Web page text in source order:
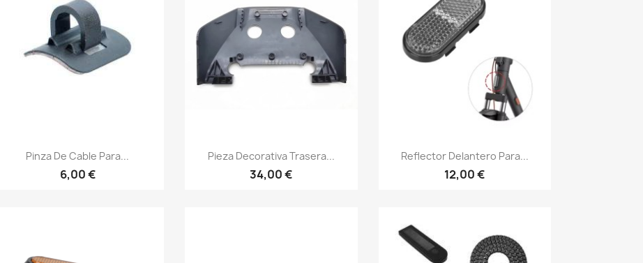
Vista rápida
Pinza De Cable Para...
6,00 €
Vista rápida
Pieza Decorativa Trasera...
34,00 €
Vista rápida
Reflector Delantero Para...
12,00 €